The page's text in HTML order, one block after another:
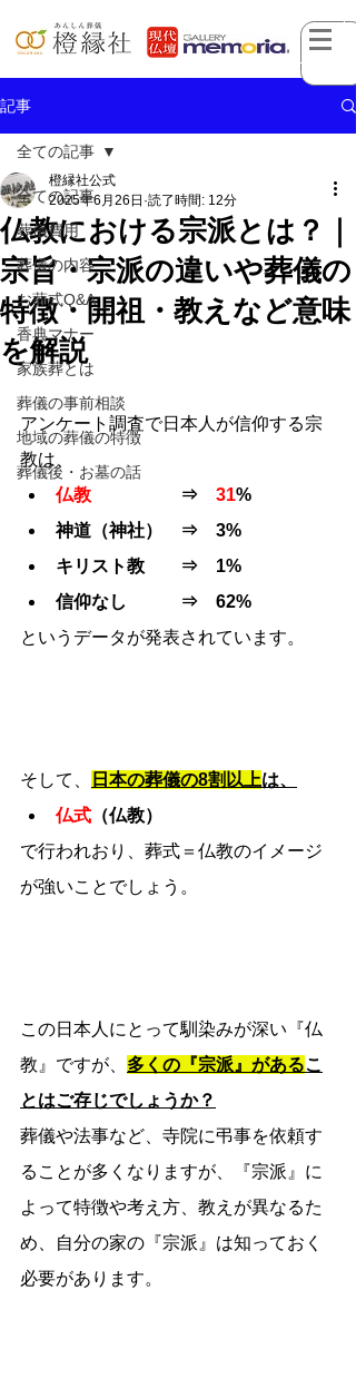
記事
全ての記事
葬儀費用
葬儀の内容
お葬式Q&A
香典マナー
家族葬とは
葬儀の事前相談
地域の葬儀の特徴
葬儀後・お墓の話
全ての記事
仏教における宗派とは？｜
宗旨・宗派の違いや葬儀の
特徴・開祖・教えなど意味
を解説
橙縁社公式
2025年6月26日 読了時間: 12分
アンケート調査で日本人が信仰する宗
教は、
仏教 ⇒ 31%
神道（神社）　⇒　3%
キリスト教　　⇒　1%
信仰なし　　　⇒　62%
というデータが発表されています。
そして、 日本の葬儀の8割以上は、
仏式 （仏教）
で行われおり、葬式＝仏教のイメージ
が強いことでしょう。
この日本人にとって馴染みが深い『仏
教』ですが、 多くの『宗派』があるこ
とはご存じでしょうか？
葬儀や法事など、寺院に弔事を依頼す
ることが多くなりますが、『宗派』に
よって特徴や考え方、教えが異なるた
め、自分の家の『宗派』は知っておく
必要があります。